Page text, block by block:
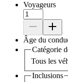
Voyageurs
Âge du
Catégorie
Tous les
Inclusions